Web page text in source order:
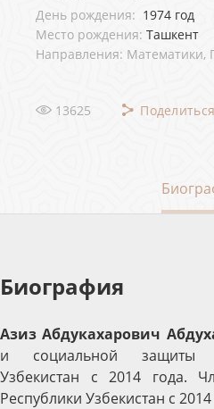
День рождения: 1974 год
Место рождения: Ташкент
Направления: Математики,
13625 Поделиться
Биография
Азиз Абдукахарович
и социальной защиты
Узбекистан с 2014 года.
Республики Узбекистан с 2014